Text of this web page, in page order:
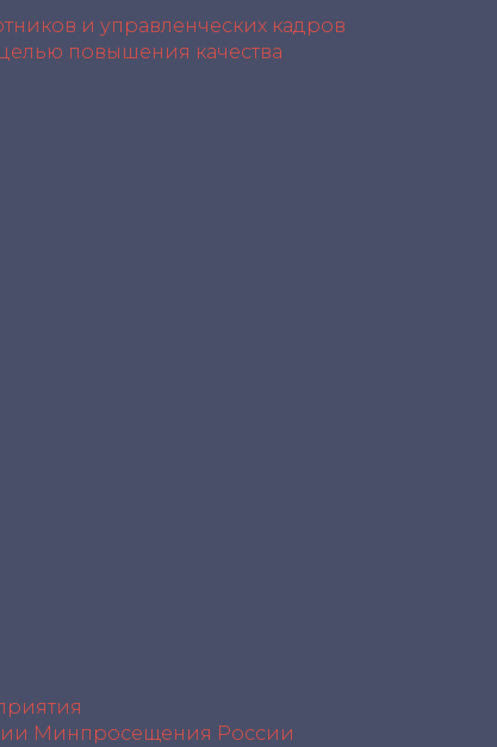
и управленческих кадров
повышения качества
Минпросещения России